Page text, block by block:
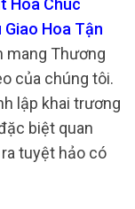
Hoa Tận
mang Thương
của chúng tôi.
lập khai trương
biệt quan
tuyệt hảo có